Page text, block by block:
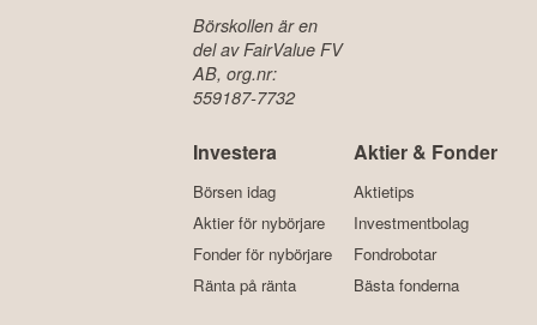
Börskollen är en
del av FairValue FV
AB, org.nr:
559187-7732
Investera
Börsen idag
Aktier för nybörjare
Fonder för nybörjare
Ränta på ränta
Aktier & Fonder
Aktietips
Investmentbolag
Fondrobotar
Bästa fonderna